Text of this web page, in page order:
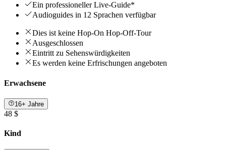
Ein professioneller Live-Guide*
Audioguides in 12 Sprachen verfügbar
Dies ist keine Hop-On Hop-Off-Tour
Ausgeschlossen
Eintritt zu Sehenswürdigkeiten
Es werden keine Erfrischungen angeboten
Erwachsene
16+ Jahre
48 $
Kind